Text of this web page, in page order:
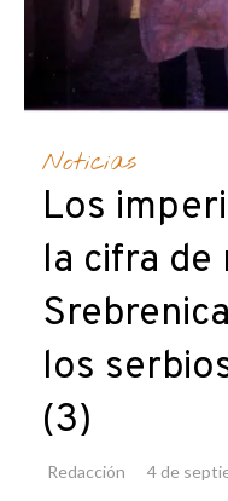
Noticias
Los
la cifra de
los
(3)
Redacción 4 de